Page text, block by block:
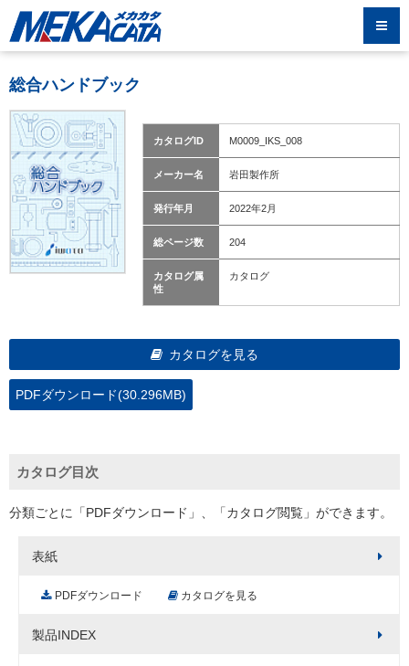
総合ハンドブック
カタログID M0009_IKS_008
メーカー名 岩田製作所
発行年月 2022年2月
総ページ数 204
カタログ属
性
カタログ
カタログを見る
PDFダウンロード(30.296MB)
カタログ目次
分類ごとに「PDFダウンロード」、「カタログ閲覧」ができます。
表紙
PDFダウンロード カタログを見る
製品INDEX